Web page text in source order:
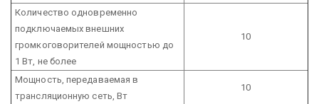
Количество одновременно
подключаемых внешних
громкоговорителей мощностью до
1 Вт, не более
10
Мощность, передаваемая в
трансляционную сеть, Вт
10